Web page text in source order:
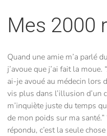
Mes 2000
Quand une amie m’a parlé
j’avoue que j’ai fait la
ai-je avoué au médecin lors
vis plus dans l’illusion d’un
m’inquiète juste du temps
de mon poids sur ma
répondu, c’est la seule